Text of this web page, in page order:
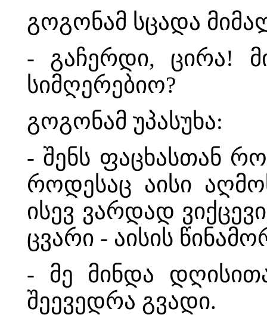
გოგონამ სცადა
- გაჩერდი, ცირა!
სიმღერებიო?
გოგონამ უპასუხა:
- შენს ფაცხასთან
როდესაც აისი
ისევ ვარდად
ცვარი - აისის
- მე მინდა
შეევედრა გვადი.